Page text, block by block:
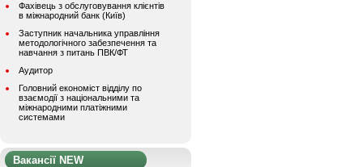
Фахівець з обслуговування клієнтів
в міжнародний банк (Київ)
Заступник начальника управління
методологічного забезпечення та
навчання з питань ПВК/ФТ
Аудитор
Головний економіст відділу по
взаємодії з національними та
міжнародними платіжними
системами
Вакансії NEW